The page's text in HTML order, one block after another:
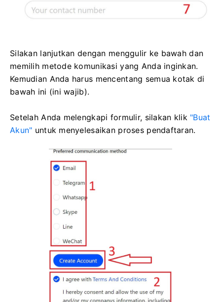
Silakan lanjutkan dengan menggulir ke bawah dan
memilih metode komunikasi yang Anda inginkan.
Kemudian Anda harus mencentang semua kotak di
bawah ini (ini wajib).
Setelah Anda melengkapi formulir, silakan klik "Buat
Akun" untuk menyelesaikan proses pendaftaran.